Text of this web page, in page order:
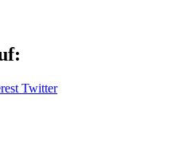
Twitter